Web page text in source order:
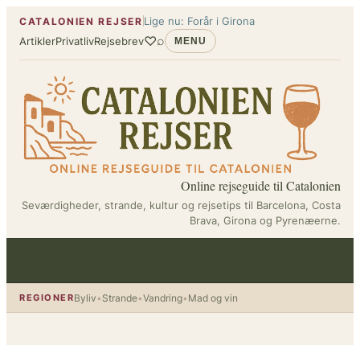
Spring
indhold
CATALONIEN REJSER Lige nu: Forår i Girona
ArtiklerPrivatlivRejsebrev♡⌕ MENU
Online rejseguide til Catalonien
Seværdigheder, strande, kultur og rejsetips til Barcelona, Costa
Brava, Girona og Pyrenæerne.
REGIONERByliv• Strande•Vandring• Mad og vin